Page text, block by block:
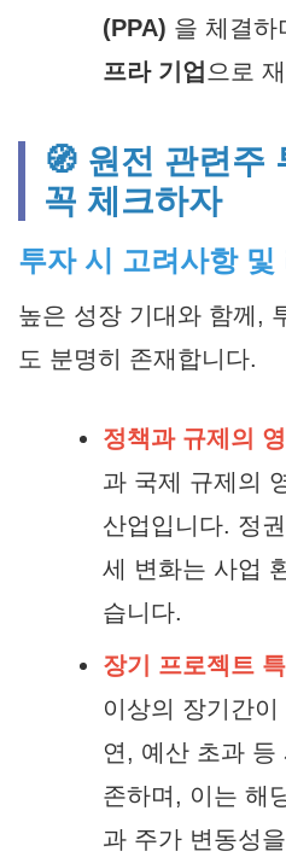
(PPA) 을 체결하
프라 기업 으로
🧭 원전 관련주
꼭 체크하자
투자 시 고려사항 및
높은 성장 기대와 함께,
도 분명히 존재합니다.
정책과 규제의
과 국제 규제의
산업입니다. 정
세 변화는 사업
습니다.
장기 프로젝트
이상의 장기간
연, 예산 초과 등
존하며, 이는 해
과 주가 변동성